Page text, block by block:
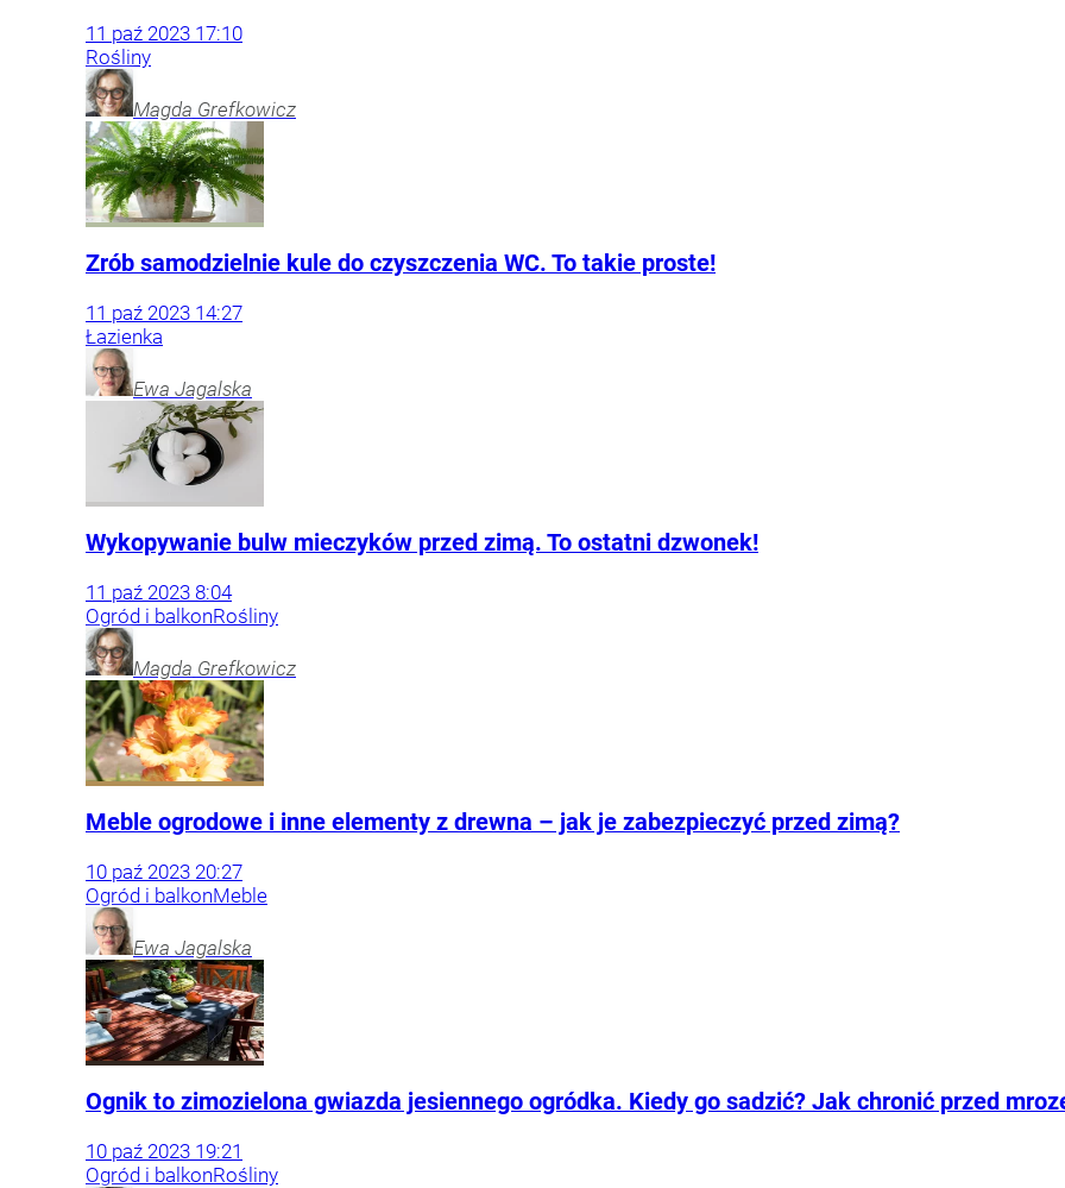
11 paź 2023 17:10
Rośliny
Magda Grefkowicz
Zrób samodzielnie kule do czyszczenia WC. To takie proste!
11 paź 2023 14:27
Łazienka
Ewa Jagalska
Wykopywanie bulw mieczyków przed zimą. To ostatni dzwonek!
11 paź 2023 8:04
Ogród i balkonRośliny
Magda Grefkowicz
Meble ogrodowe i inne elementy z drewna – jak je zabezpieczyć przed zimą?
10 paź 2023 20:27
Ogród i balkonMeble
Ewa Jagalska
Ognik to zimozielona gwiazda jesiennego ogródka. Kiedy go sadzić? Jak chronić przed
10 paź 2023 19:21
Ogród i balkonRośliny